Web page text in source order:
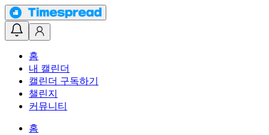
홈
내 캘린더
캘린더 구독하기
챌린지
커뮤니티
홈